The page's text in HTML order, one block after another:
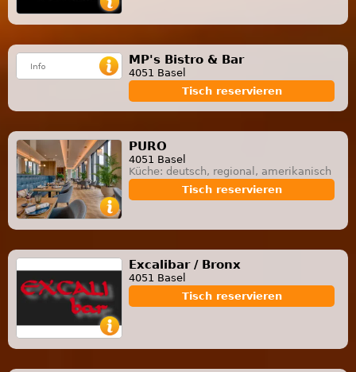
MP's Bistro & Bar
4051 Basel
Tisch reservieren
PURO
4051 Basel
Küche: deutsch, regional, amerikanisch
Tisch reservieren
Excalibar / Bronx
4051 Basel
Tisch reservieren